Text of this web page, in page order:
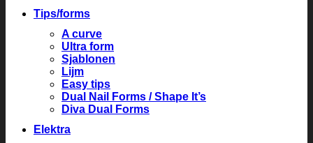
Tips/forms
A curve
Ultra form
Sjablonen
Lijm
Easy tips
Dual Nail Forms / Shape It’s
Diva Dual Forms
Elektra